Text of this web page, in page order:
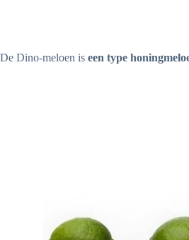
De Dino-meloen is een type